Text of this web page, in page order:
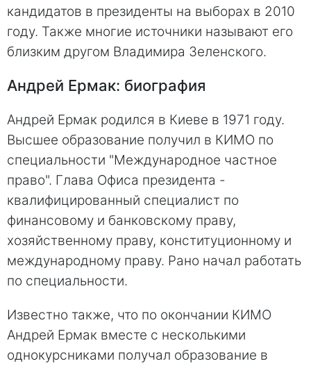
кандидатов в президенты на выборах в 2010
году. Также многие источники называют его
близким другом Владимира Зеленского.
Андрей Ермак: биография
Андрей Ермак родился в Киеве в 1971 году.
Высшее образование получил в КИМО по
специальности "Международное частное
право". Глава Офиса президента -
квалифицированный специалист по
финансовому и банковскому праву,
хозяйственному праву, конституционному и
международному праву. Рано начал работать
по специальности.
Известно также, что по окончании КИМО
Андрей Ермак вместе с несколькими
однокурсниками получал образование в